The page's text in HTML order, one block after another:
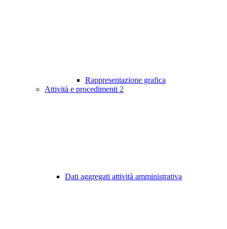
Rappresentazione grafica
Attività e procedimenti 2
Dati aggregati attività amministrativa